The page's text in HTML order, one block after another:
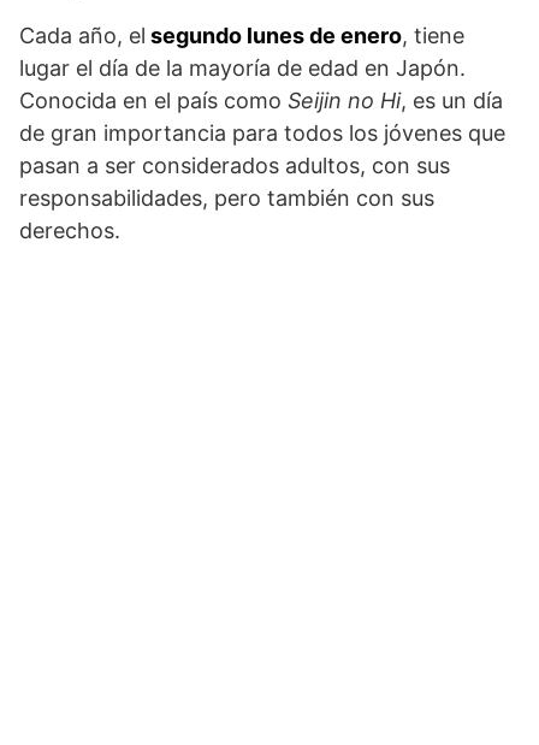
Cada año, el segundo lunes de enero, tiene
lugar el día de la mayoría de edad en Japón.
Conocida en el país como Seijin no Hi, es un día
de gran importancia para todos los jóvenes que
pasan a ser considerados adultos, con sus
responsabilidades, pero también con sus
derechos.